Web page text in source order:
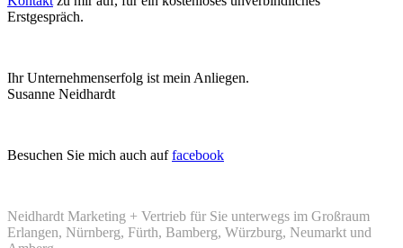
Erstgespräch.
Ihr Unternehmenserfolg ist mein Anliegen.
Susanne Neidhardt
Besuchen Sie mich auch auffacebook
Neidhardt Marketing + Vertrieb für Sie unterwegs im Großraum
Erlangen, Nürnberg, Fürth, Bamberg, Würzburg, Neumarkt und